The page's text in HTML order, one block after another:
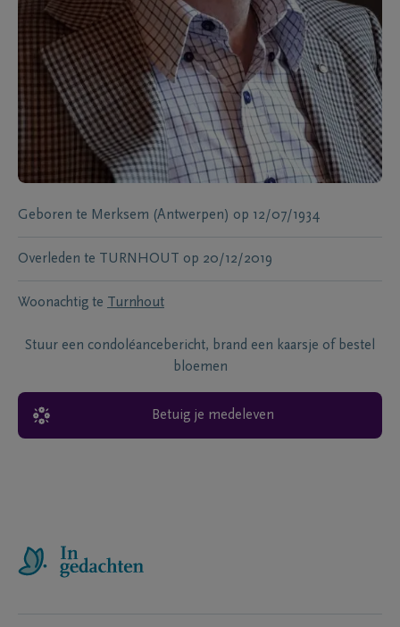
Geboren te Merksem (Antwerpen) op 12/07/1934
Overleden te TURNHOUT op 20/12/2019
Woonachtig te Turnhout
Stuur een condoléancebericht, brand een kaarsje of bestel
bloemen
Betuig je medeleven